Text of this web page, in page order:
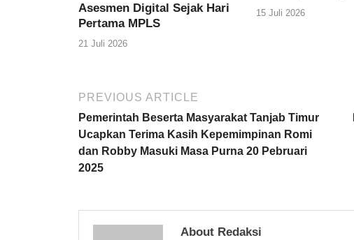
Asesmen Digital Sejak Hari
Pertama MPLS
21 Juli 2026
15 Juli 2026
PREVIOUS ARTICLE
Pemerintah Beserta Masyarakat Tanjab Timur
Ucapkan Terima Kasih Kepemimpinan Romi
dan Robby Masuki Masa Purna 20 Pebruari
2025
About Redaksi